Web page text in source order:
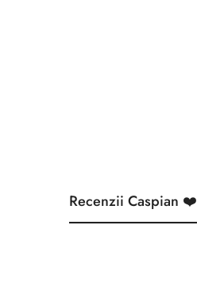
Recenzii Caspian ❤️